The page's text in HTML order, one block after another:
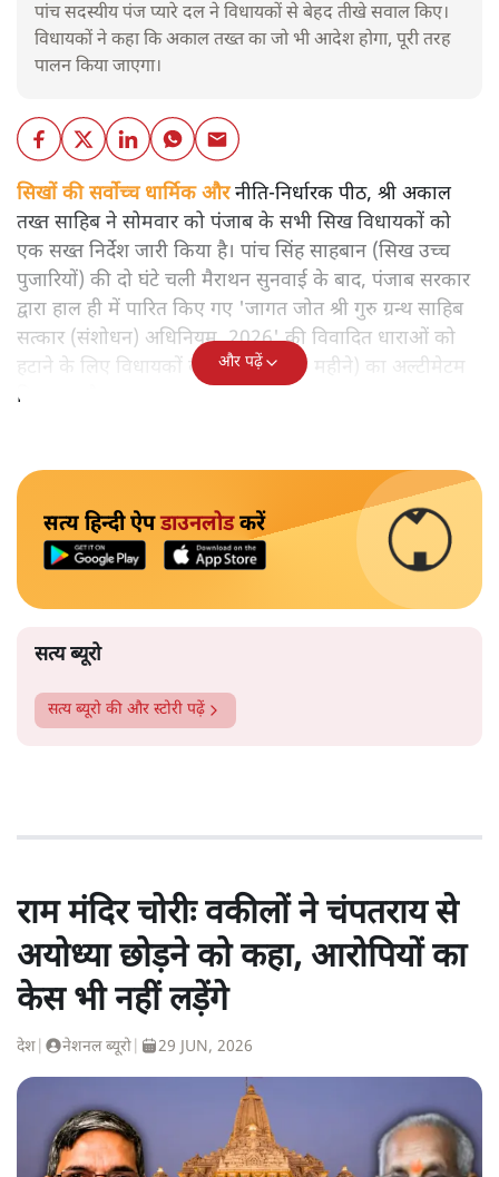
पांच सदस्यीय पंज प्यारे दल ने विधायकों से बेहद तीखे सवाल किए।
विधायकों ने कहा कि अकाल तख्त का जो भी आदेश होगा, पूरी तरह
पालन किया जाएगा।
सिखों की सर्वोच्च धार्मिक औरनीति-निर्धारक पीठ, श्री अकाल
तख्त साहिब ने सोमवार को पंजाब के सभी सिख विधायकों को
एक सख्त निर्देश जारी किया है। पांच सिंह साहबान (सिख उच्च
पुजारियों) की दो घंटे चली मैराथन सुनवाई के बाद, पंजाब सरकार
द्वारा हाल ही में पारित किए गए 'जागत जोत श्री गुरु ग्रन्थ साहिब
सत्कार (संशोधन) अधिनियम, 2026' की विवादित धाराओं को
हटाने के लिए विधायकों को 30 दिन (एक महीने) का अल्टीमेटम
दिया गया है।
और पढ़ें
सत्य हिन्दी ऐपडाउनलोडकरें
सत्य ब्यूरो
सत्य ब्यूरो की और स्टोरी पढ़ें
राम मंदिर चोरीः वकीलों ने चंपतराय से
अयोध्या छोड़ने को कहा, आरोपियों का
केस भी नहीं लड़ेंगे
देश नेशनल ब्यूरो 29 JUN, 2026